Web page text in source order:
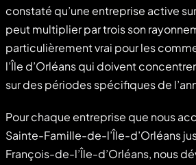
constaté qu’une entreprise active
peut multiplier par trois son
particulièrement vrai pour les
l’Île d’Orléans qui doivent
sur des périodes spécifiques de
Pour chaque entreprise que nous
Sainte-Famille-de-l’Île-d’Orléans
François-de-l’Île-d’Orléans, nous